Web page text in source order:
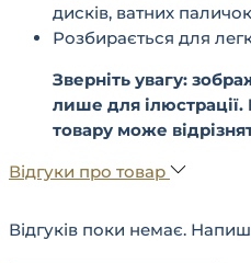
дисків, ватних
Розбирається для
Зверніть увагу:
лише для
товару може
Відгуки про товар
Відгуків поки немає.